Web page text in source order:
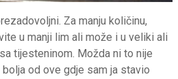
Za manju količinu,
u manji lim ali može i u veliki ali
tijesteninom. Možda ni to nije
bolja od ove gdje sam ja stavio